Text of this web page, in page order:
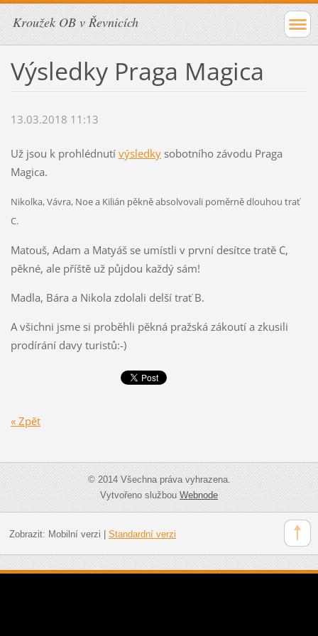
Kroužek OB v Řevnicích
Výsledky Praga Magica
13.03.2018 11:13
Už jsou k prohlédnutí výsledkysobotního závodu Praga
Magica.
Nikolka, Vávra, Noe a Kilián pěkně absolvovali poměrně dlouhou trať
C.
Matouš, Adam a Matyáš se umístli v první desítce tratě C,
pěkné, ale příště už půjdou každý sám!
Madla, Bára a Nikola zdolali delší trať B.
A všichni jsme si proběhli pěkná pražská zákoutí a zkusili
prodírání davy turistů:-)
« Zpět
© 2014 Všechna práva vyhrazena.
Vytvořeno službouWebnode
Zobrazit: Mobilní verzi Standardní verzi